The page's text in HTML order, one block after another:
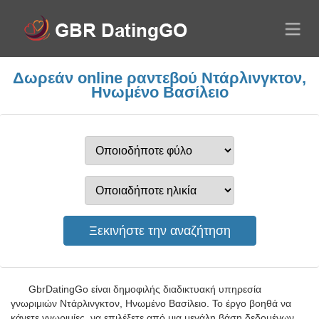
Δωρεάν online ραντεβού Ντάρλινγκτον,
Ηνωμένο Βασίλειο
GbrDatingGo είναι δημοφιλής διαδικτυακή υπηρεσία
γνωριμιών Ντάρλινγκτον, Ηνωμένο Βασίλειο. Το έργο βοηθά να